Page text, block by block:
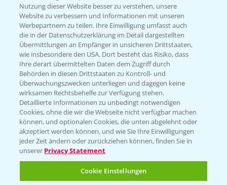
Infos
LINKS
Apps
Wetter Aktuell
BROSCHÜREN
Ackerbau
Saatgut
Sonderkulturen
Nutzung dieser Website besser zu verstehen, unsere
Website zu verbessern und Informationen mit unseren
Werbepartnern zu teilen. Ihre Einwilligung umfasst auch
die in der Datenschutzerklärung im Detail dargestellten
Übermittlungen an Empfänger in unsicheren Drittstaaten,
wie insbesondere den USA. Dort besteht das Risiko, dass
Ihre derart übermittelten Daten dem Zugriff durch
Behörden in diesen Drittstaaten zu Kontroll- und
Überwachungszwecken unterliegen und dagegen keine
wirksamen Rechtsbehelfe zur Verfügung stehen.
Detaillierte Informationen zu unbedingt notwendigen
Cookies, ohne die wir die Webseite nicht verfügbar machen
können, und optionalen Cookies, die unten abgelehnt oder
akzeptiert werden können, und wie Sie Ihre Einwilligungen
jeder Zeit ändern oder zurückziehen können, finden Sie in
unserer Privacy Statement
Cookie Einstellungen